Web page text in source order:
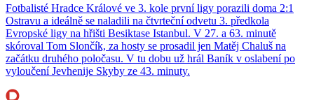
Fotbalisté Hradce Králové ve 3. kole první ligy porazili doma 2:1
Ostravu a ideálně se naladili na čtvrteční odvetu 3. předkola
Evropské ligy na hřišti Besiktase Istanbul. V 27. a 63. minutě
skóroval Tom Slončík, za hosty se prosadil jen Matěj Chaluš na
začátku druhého poločasu. V tu dobu už hrál Baník v oslabení po
vyloučení Jevhenije Skyby ze 43. minuty.